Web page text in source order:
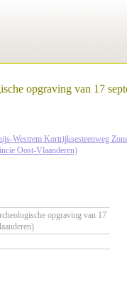
opgraving van 17
Westrem Kortrijksesteenweg
Oost-Vlaanderen)
opgraving van 17